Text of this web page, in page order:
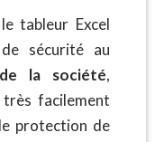
tableur Excel
sécurité au
la société,
très facilement
protection de